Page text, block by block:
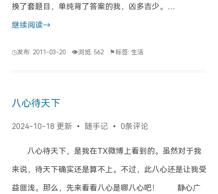
换了套题目，单纯背了答案的我，凶多吉少。…
继续阅读→
◷发布: 2011-03-20 👁浏览: 562 ⚑标签: 生活
八心待天下
2024-10-18 更新 随手记 0条评论
八心待天下，是我在TX微博上看到的。虽然对于我
来说，待天下确实还是算不上。不过，此八心还是让我受
益匪浅。那么，先来看看八心是哪八心吧！ 静心广